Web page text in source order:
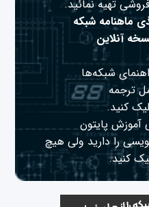
تهیه نمائید.
ماهنامه شبکه
آنلاین
ترجمه
کنید.
آموزش پایتون
را دارید ولی هیچ
کنید.